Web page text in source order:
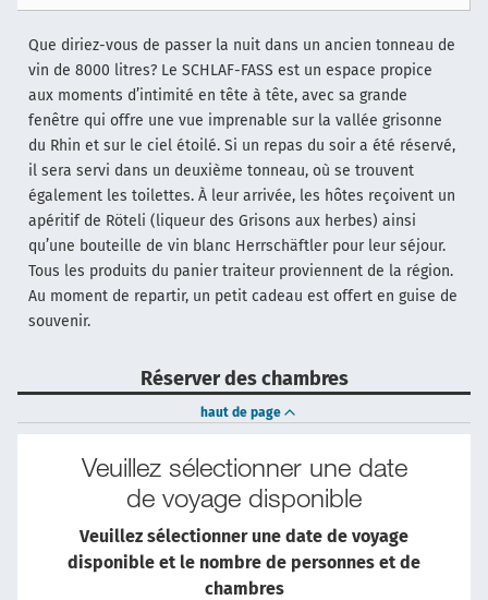
Que diriez-vous de passer la nuit dans un ancien tonneau de
vin de 8000 litres? Le SCHLAF-FASS est un espace propice
aux moments d’intimité en tête à tête, avec sa grande
fenêtre qui offre une vue imprenable sur la vallée grisonne
du Rhin et sur le ciel étoilé. Si un repas du soir a été réservé,
il sera servi dans un deuxième tonneau, où se trouvent
également les toilettes. À leur arrivée, les hôtes reçoivent un
apéritif de Röteli (liqueur des Grisons aux herbes) ainsi
qu’une bouteille de vin blanc Herrschäftler pour leur séjour.
Tous les produits du panier traiteur proviennent de la région.
Au moment de repartir, un petit cadeau est offert en guise de
souvenir.
Réserver des chambres
haut de page
Veuillez sélectionner une date
de voyage disponible
Veuillez sélectionner une date de voyage
disponible et le nombre de personnes et de
chambres